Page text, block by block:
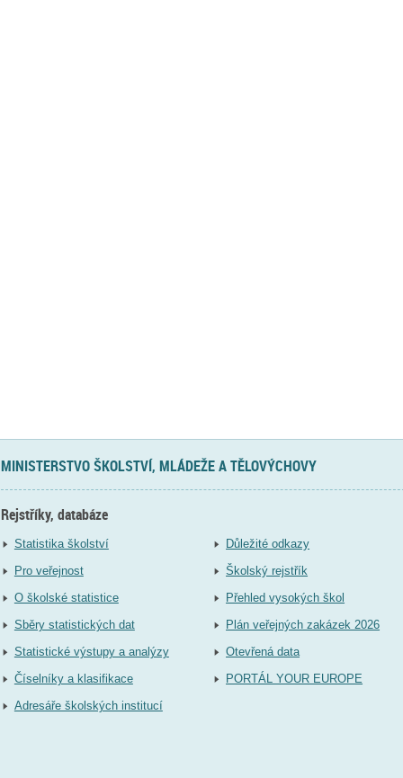
MINISTERSTVO ŠKOLSTVÍ, MLÁDEŽE A TĚLOVÝCHOVY
Rejstříky, databáze
Statistika školství
Pro veřejnost
O školské statistice
Sběry statistických dat
Statistické výstupy a analýzy
Číselníky a klasifikace
Adresáře školských institucí
Důležité odkazy
Školský rejstřík
Přehled vysokých škol
Plán veřejných zakázek 2026
Otevřená data
PORTÁL YOUR EUROPE